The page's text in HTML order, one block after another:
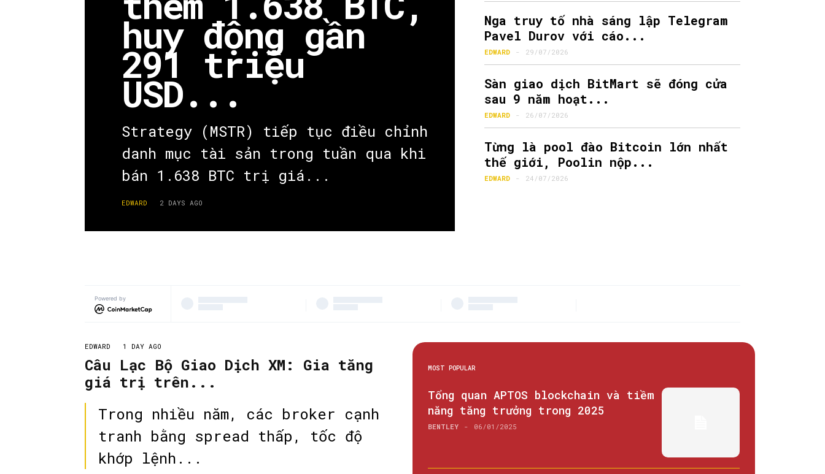
SEARCH...
huy động gần
291 triệu
USD...
Strategy (MSTR) tiếp tục điều chỉnh
danh mục tài sản trong tuần qua khi
bán 1.638 BTC trị giá...
EDWARD 2 DAYS AGO
Nga truy tố nhà sáng lập Telegram
Pavel Durov với cáo...
EDWARD - 29/07/2026
Sàn giao dịch BitMart sẽ đóng cửa
sau 9 năm hoạt...
EDWARD - 26/07/2026
Từng là pool đào Bitcoin lớn nhất
thế giới, Poolin nộp...
EDWARD - 24/07/2026
Powered by
EDWARD 1 DAY AGO
Câu Lạc Bộ Giao Dịch XM: Gia tăng
giá trị trên...
Trong nhiều năm, các broker cạnh
tranh bằng spread thấp, tốc độ
khớp lệnh...
MOST POPULAR
Tổng quan APTOS blockchain và tiềm
năng tăng trưởng trong 2025
BENTLEY - 06/01/2025